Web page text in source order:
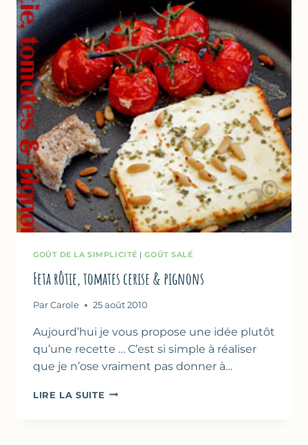
PRALIN
MAISON
GOÛT DE LA SIMPLICITÉ |GOÛT SALÉ
Feta rôtie, tomates cerise & pignons
Par Carole 25 août 2010
Aujourd’hui je vous propose une idée plutôt
qu’une recette … C’est si simple à réaliser
que je n’ose vraiment pas donner à…
LIRE LA SUITE FETA